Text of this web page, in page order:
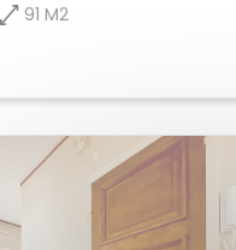
91 M2